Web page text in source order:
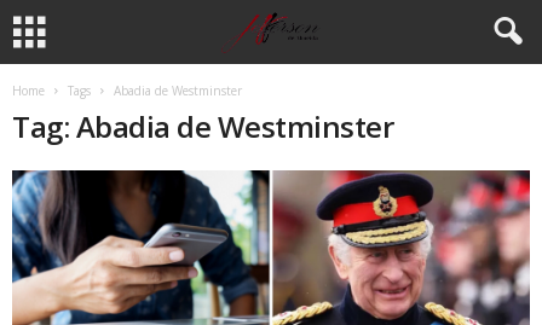
Home Tags Abadia de Westminster
Tag: Abadia de Westminster